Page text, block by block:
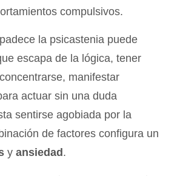
compulsivos.
la psicastenia puede
escapa de la lógica, tener
manifestar
actuar sin una duda
sentirse agobiada por la
de factores configura un
y ansiedad .